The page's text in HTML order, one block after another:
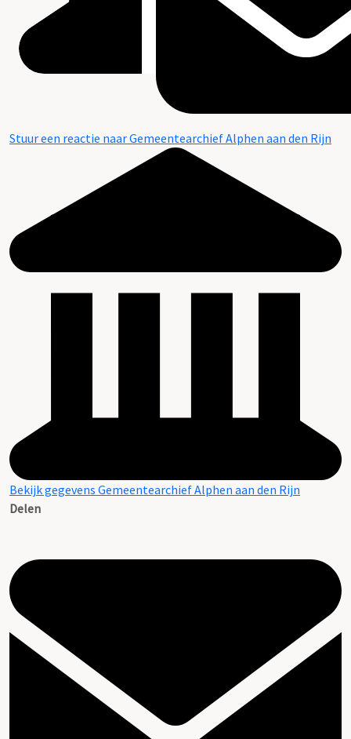
Stuur een reactie naar Gemeentearchief Alphen aan den Rijn
Bekijk gegevens Gemeentearchief Alphen aan den Rijn
Delen